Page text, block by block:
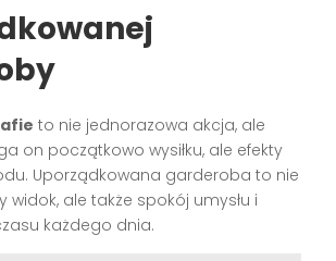
to nie jednorazowa akcja, ale
on początkowo wysiłku, ale efekty
Uporządkowana garderoba to nie
widok, ale także spokój umysłu i
każdego dnia.